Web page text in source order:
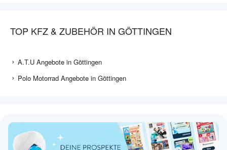
TOP KFZ & ZUBEHÖR IN GÖTTINGEN
A.T.U Angebote in Göttingen
Polo Motorrad Angebote in Göttingen